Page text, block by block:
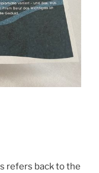
refers back to the